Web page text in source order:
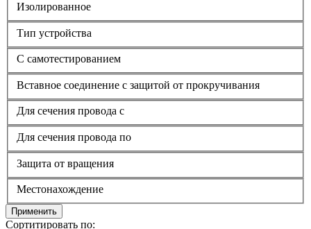
Изолированное
Тип устройства
С самотестированием
Вставное соединение с защитой от прокручивания
Для сечения провода с
Для сечения провода по
Защита от вращения
Местонахождение
Применить
Сортитировать по: